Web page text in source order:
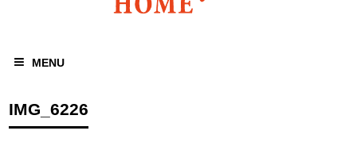
MENU
IMG_6226